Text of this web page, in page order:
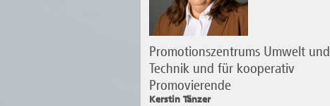
Promotionszentrums Umwelt und
Technik und für kooperativ
Promovierende
Kerstin Tänzer